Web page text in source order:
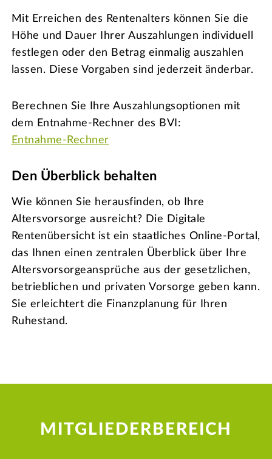
Mit Erreichen des Rentenalters können Sie die
Höhe und Dauer Ihrer Auszahlungen individuell
festlegen oder den Betrag einmalig auszahlen
lassen. Diese Vorgaben sind jederzeit änderbar.
Berechnen Sie Ihre Auszahlungsoptionen mit
dem Entnahme-Rechner des BVI:
Entnahme-Rechner
Den Überblick behalten
Wie können Sie herausfinden, ob Ihre
Altersvorsorge ausreicht? Die Digitale
Rentenübersicht ist ein staatliches Online-Portal,
das Ihnen einen zentralen Überblick über Ihre
Altersvorsorgeansprüche aus der gesetzlichen,
betrieblichen und privaten Vorsorge geben kann.
Sie erleichtert die Finanzplanung für Ihren
Ruhestand.
MITGLIEDERBEREICH